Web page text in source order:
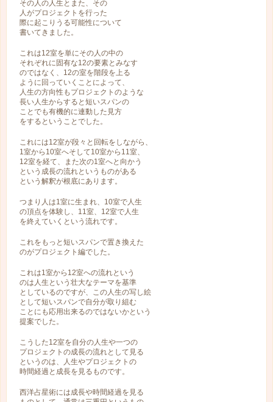
その人の人生とまた、その
人がプロジェクトを行った
際に起こりうる可能性について
書いてきました。
これは12室を単にその人の中の
それぞれに固有な12の要素とみなす
のではなく、12の室を階段を上る
ように回っていくことによって、
人生の方向性もプロジェクトのような
長い人生からすると短いスパンの
ことでも有機的に連動した見方
をするということでした。
これには12室が段々と回転をしながら、
1室から10室へそして10室から11室、
12室を経て、また次の1室へと向かう
という成長の流れというものがある
という解釈が根底にあります。
つまり人は1室に生まれ、10室で人生
の頂点を体験し、11室、12室で人生
を終えていくという流れです。
これをもっと短いスパンで置き換えた
のがプロジェクト編でした。
これは1室から12室への流れという
のは人生という壮大なテーマを基準
としているのですが、この人生の写し絵
として短いスパンで自分が取り組む
ことにも応用出来るのではないかという
提案でした。
こうした12室を自分の人生や一つの
プロジェクトの成長の流れとして見る
というのは、人生やプロジェクトの
時間経過と成長を見るものです。
西洋占星術には成長や時間経過を見る